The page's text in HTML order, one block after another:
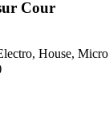
Cour
House, Micro